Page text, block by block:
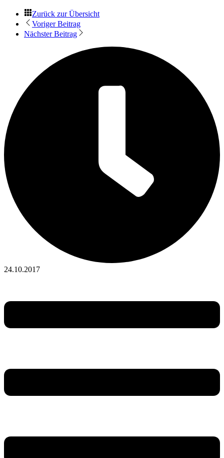
Zurück zur Übersicht
Voriger Beitrag
Nächster Beitrag
24.10.2017